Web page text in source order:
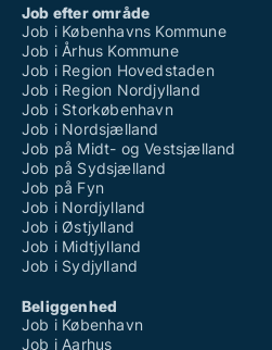
Job efter område
Job i Københavns Kommune
Job i Århus Kommune
Job i Region Hovedstaden
Job i Region Nordjylland
Job i Storkøbenhavn
Job i Nordsjælland
Job på Midt- og Vestsjælland
Job på Sydsjælland
Job på Fyn
Job i Nordjylland
Job i Østjylland
Job i Midtjylland
Job i Sydjylland
Beliggenhed
Job i København
Job i Aarhus